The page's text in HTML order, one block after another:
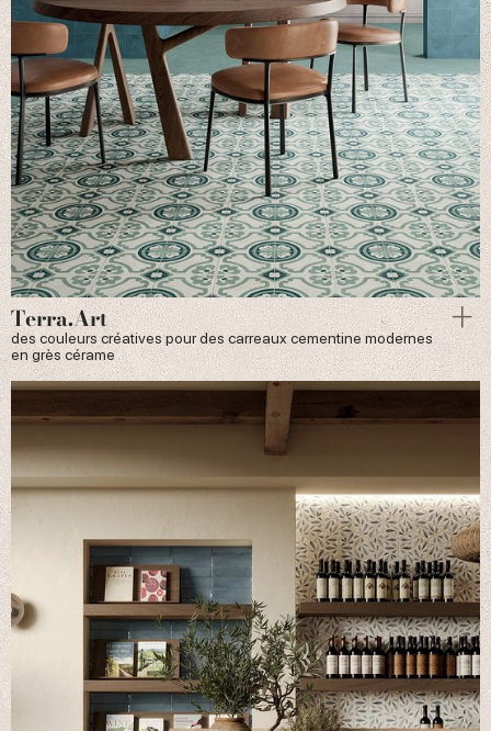
Terra.Art
des couleurs créatives pour des carreaux cementine modernes
en grès cérame